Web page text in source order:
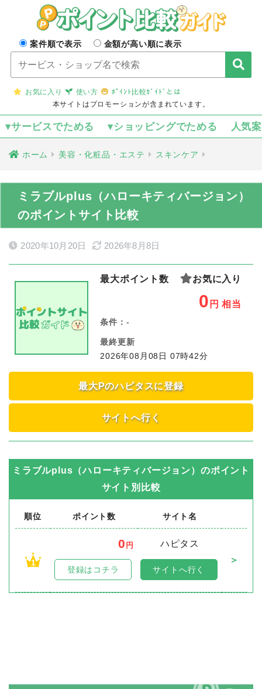
案件順で表示 金額が高い順に表示
お気に入り 使い方
ﾎﾟｲﾝﾄ比較ｶﾞｲﾄﾞとは
本サイトはプロモーションが含まれています。
▾サービスでためる ▾ショッピングでためる 人気
ホーム 美容・化粧品・エステ スキンケア
ミラブルplus（ハローキティバージョン）
のポイントサイト比較
2020年10月20日 2026年8月8日
最大ポイント数 お気に入り
0 円 相当
条件： -
最終更新
2026年08月08日 07時42分
最大Pのハピタスに登録
サイトへ行く
ミラブルplus（ハローキティバージョン） のポイント
サイト別比較
順位 ポイント数 サイト名
1
0 円
ハピタス
＞
登録はコチラ サイトへ行く